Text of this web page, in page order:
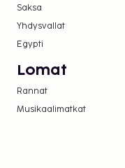
Saksa
Yhdysvallat
Egypti
Lomat
Rannat
Musikaalimatkat